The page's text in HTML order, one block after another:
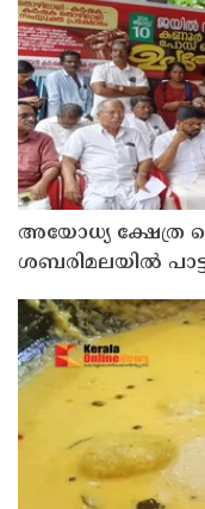
അയോധ്യ ക്ഷേത്ര
ശബരിമലയിൽ